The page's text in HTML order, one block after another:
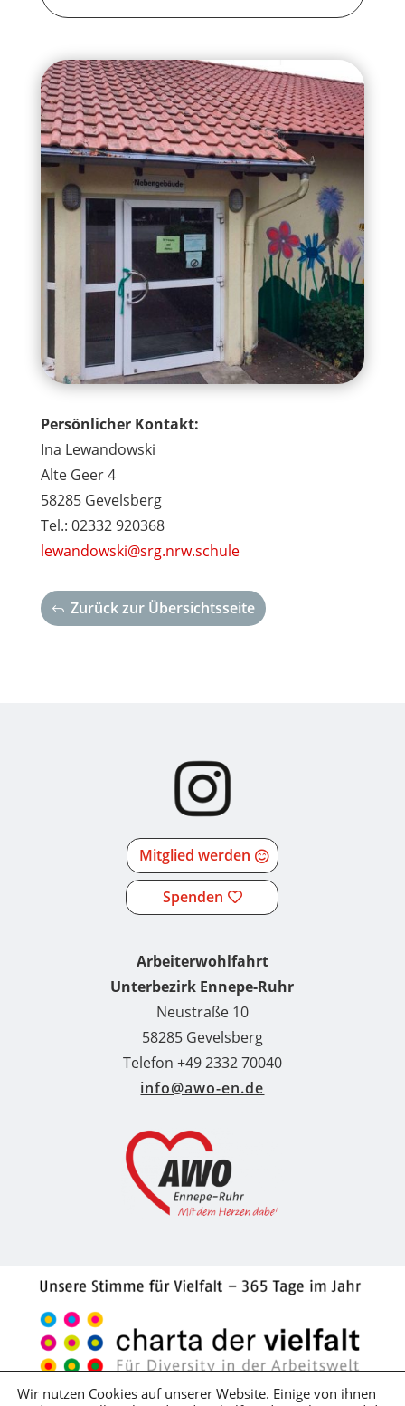
Persönlicher Kontakt:
Ina Lewandowski
Alte Geer 4
58285 Gevelsberg
Tel.: 02332 920368
lewandowski@srg.nrw.schule
Zurück zur Übersichtsseite
Mitglied werden
Spenden
Arbeiterwohlfahrt
Unterbezirk Ennepe-Ruhr
Neustraße 10
58285 Gevelsberg
Telefon +49 2332 70040
info@awo-en.de
Wir nutzen Cookies auf unserer Website. Einige von ihnen